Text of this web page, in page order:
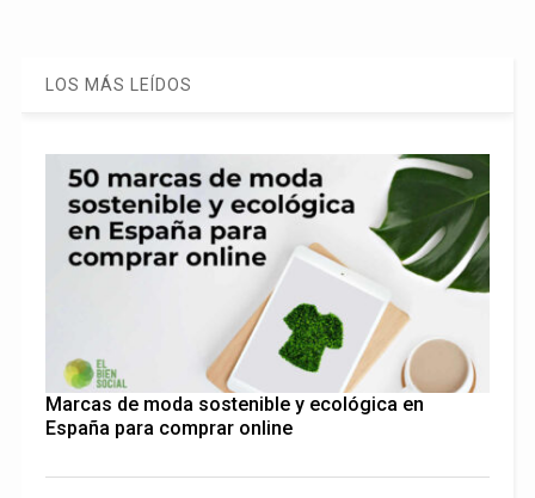
LOS MÁS LEÍDOS
Marcas de moda sostenible y ecológica en
España para comprar online